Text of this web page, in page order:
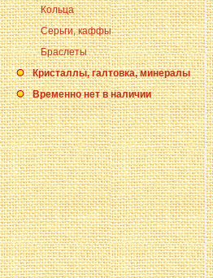
Кольца
Серьги, каффы
Браслеты
Кристаллы, галтовка, минералы
Временно нет в наличии